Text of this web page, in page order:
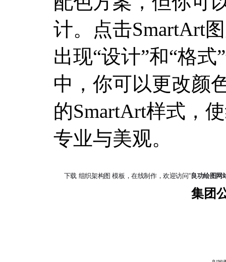
计。点击SmartArt
出现“设计”和“格
中，你可以更改颜
的SmartArt样式，
专业与美观。